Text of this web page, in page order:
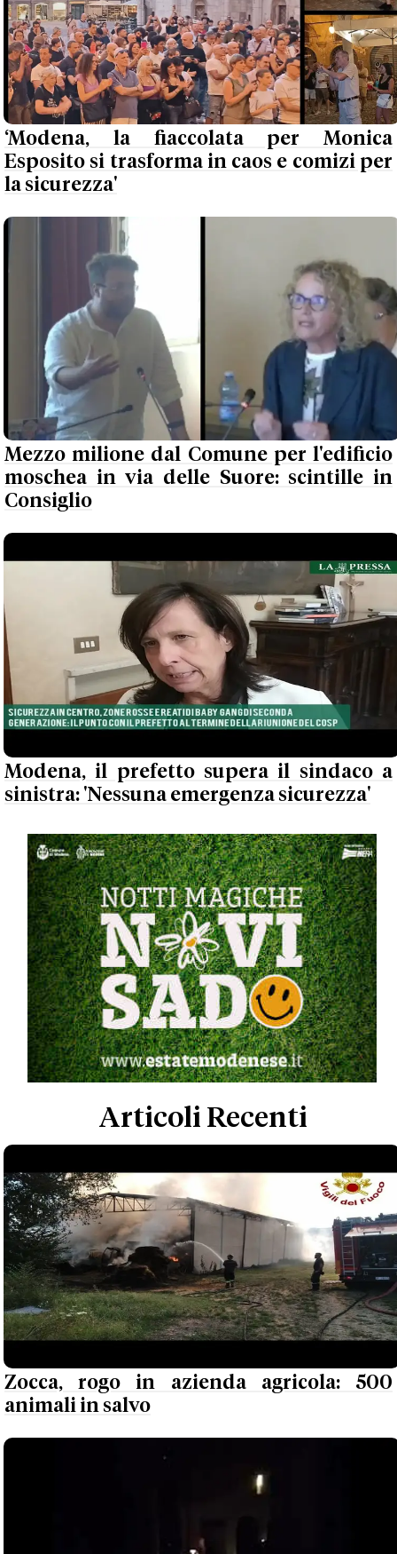
‘Modena, la fiaccolata per Monica
Esposito si trasforma in caos e comizi per
la sicurezza'
Mezzo milione dal Comune per l'edificio
moschea in via delle Suore: scintille in
Consiglio
Modena, il prefetto supera il sindaco a
sinistra: 'Nessuna emergenza sicurezza'
Articoli Recenti
Zocca, rogo in azienda agricola: 500
animali in salvo